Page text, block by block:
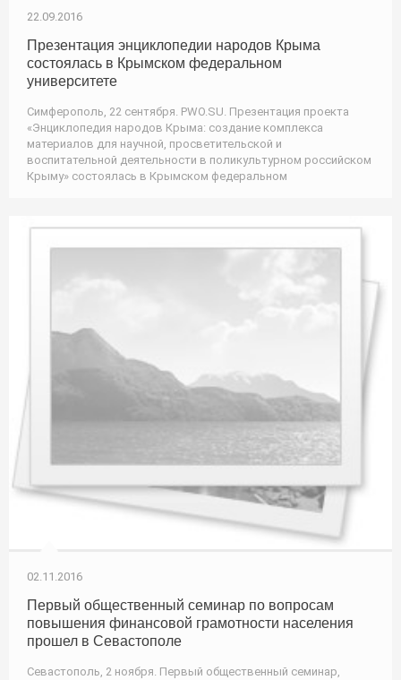
22.09.2016
Презентация энциклопедии народов Крыма
состоялась в Крымском федеральном
университете
Симферополь, 22 сентября. PWO.SU. Презентация проекта
«Энциклопедия народов Крыма: создание комплекса
материалов для научной, просветительской и
воспитательной деятельности в поликультурном российском
Крыму» состоялась в Крымском федеральном
02.11.2016
Первый общественный семинар по вопросам
повышения финансовой грамотности населения
прошел в Севастополе
Севастополь, 2 ноября. Первый общественный семинар,